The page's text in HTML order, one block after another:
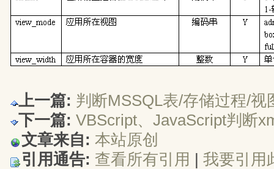
上一篇: 判断MSSQL表/存储过程/视
下一篇: VBScript、JavaScript判断
文章来自: 本站原创
引用通告: 查看所有引用 | 我要引用